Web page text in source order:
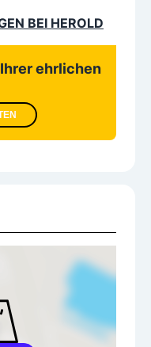
BEI HEROLD
Ihrer ehrlichen